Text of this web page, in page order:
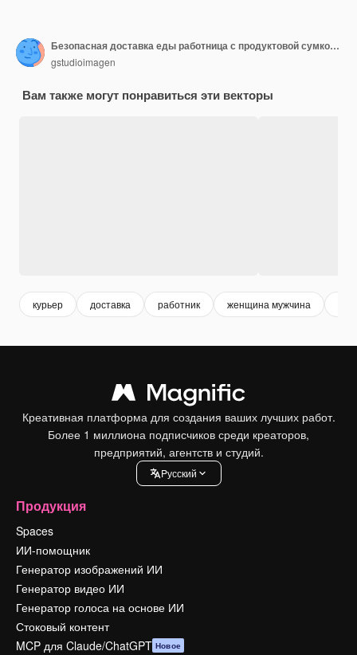
Безопасная доставка еды работница с продуктовой сумкой и клиентом
gstudioimagen
Вам также могут понравиться эти векторы
курьер доставка работник женщина мужчина
Креативная платформа для создания ваших лучших работ.
Более 1 миллиона подписчиков среди креаторов,
предприятий, агентств и студий.
Pусский
Продукция
Spaces
ИИ-помощник
Генератор изображений ИИ
Генератор видео ИИ
Генератор голоса на основе ИИ
Стоковый контент
MCP для Claude/ChatGPT Новое